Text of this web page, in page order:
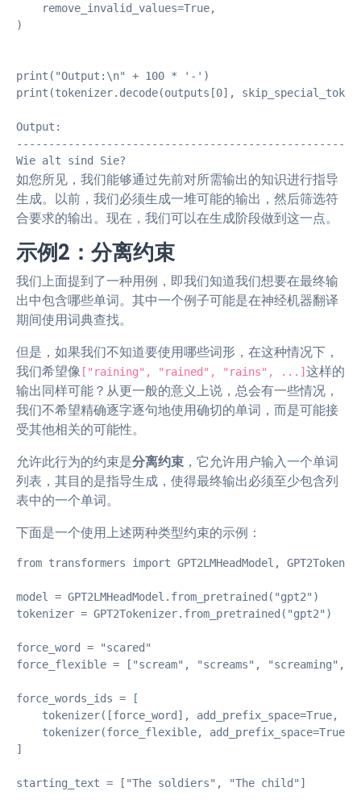
    remove_invalid_values=True,
)
print("Output:\n" + 100 * '-')
print(tokenizer.decode(outputs[0],
Output:
Wie alt sind Sie?
如您所见，我们能够通过先前对所需输出的知识进行指导
生成。以前，我们必须生成一堆可能的输出，然后筛选符
合要求的输出。现在，我们可以在生成阶段做到这一点。
示例2：分离约束
我们上面提到了一种用例，即我们知道我们想要在最终输
出中包含哪些单词。其中一个例子可能是在神经机器翻译
期间使用词典查找。
但是，如果我们不知道要使用哪些词形，在这种情况下，
我们希望像 ["raining", "rained", "rains", ...] 这样的
输出同样可能？从更一般的意义上说，总会有一些情况，
我们不希望精确逐字逐句地使用确切的单词，而是可能接
受其他相关的可能性。
允许此行为的约束是分离约束 ，它允许用户输入一个单词
列表，其目的是指导生成，使得最终输出必须至少包含列
表中的一个单词。
下面是一个使用上述两种类型约束的示例：
from transformers import GPT2LMHeadModel,
model = GPT2LMHeadModel.from_pretrained("gpt2")
tokenizer = GPT2Tokenizer.from_pretrained("gpt2")
force_word = "scared"
force_flexible = ["scream", "screams", "screaming",
force_words_ids = [
tokenizer([force_word], add_prefix_space=True,
tokenizer(force_flexible, add_prefix_space=True,
]
starting_text = ["The soldiers", "The child"]